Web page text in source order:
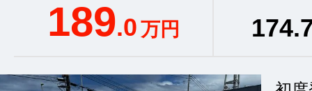
189.0万円 174